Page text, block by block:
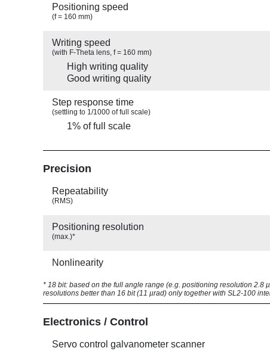
Positioning speed
(f = 160 mm)
Writing speed
(with F-Theta lens, f = 160 mm)
High writing quality
Good writing quality
Step response time
(settling to 1/1000 of full scale)
1% of full scale
Precision
Repeatability
(RMS)
Positioning resolution
(max.)*
Nonlinearity
* 18 bit: based on the full angle range (e.g. positioning resolution 2.8
resolutions better than 16 bit (11 µrad) only together with SL2-100
Electronics / Control
Servo control galvanometer scanner